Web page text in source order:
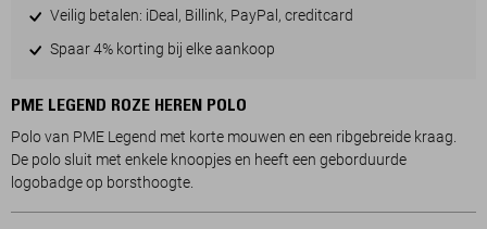
Veilig betalen: iDeal, Billink, PayPal, creditcard
Spaar 4% korting bij elke aankoop
PME LEGEND ROZE HEREN POLO
Polo van PME Legend met korte mouwen en een ribgebreide kraag.
De polo sluit met enkele knoopjes en heeft een geborduurde
logobadge op borsthoogte.